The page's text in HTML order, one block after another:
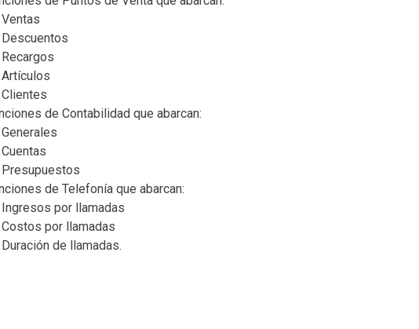
Ventas
Descuentos
Recargos
Artículos
Clientes
de Contabilidad que abarcan:
Generales
Cuentas
Presupuestos
de Telefonía que abarcan:
Ingresos por llamadas
Costos por llamadas
Duración de llamadas.